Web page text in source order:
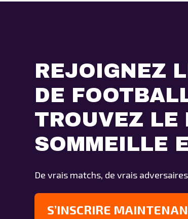
REJOIGNEZ
DE
TROUVEZ LE
SOMMEILLE
De vrais matchs, de vrais
S’INSCRIRE